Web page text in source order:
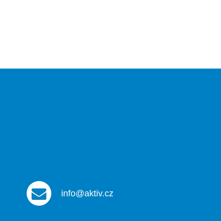
info@aktiv.cz